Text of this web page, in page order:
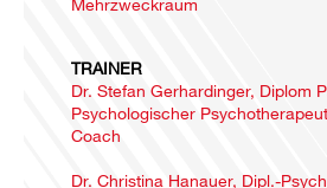
Mehrzweckraum
TRAINER
Dr. Stefan Gerhardinger, Diplom
Psychologischer
Coach
Dr. Christina Hanauer, Dipl.-